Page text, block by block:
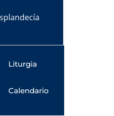
Liturgia
Calendario